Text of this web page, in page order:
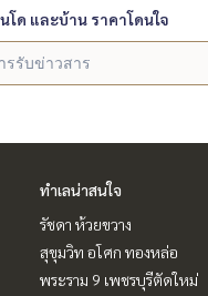
ด และบ้าน ราคาโดนใจ
ทำเลน่าสนใจ
รัชดา ห้วยขวาง
สุขุมวิท อโศก ทองหล่อ
พระราม 9 เพชรบุรีตัดใหม่